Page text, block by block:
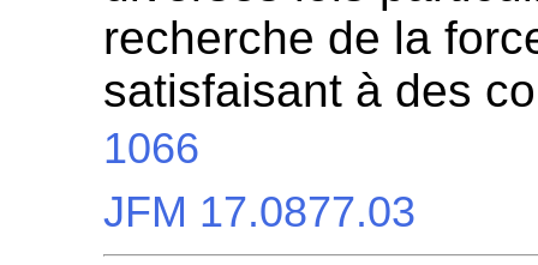
recherche de la
satisfaisant à des
1066
JFM 17.0877.03